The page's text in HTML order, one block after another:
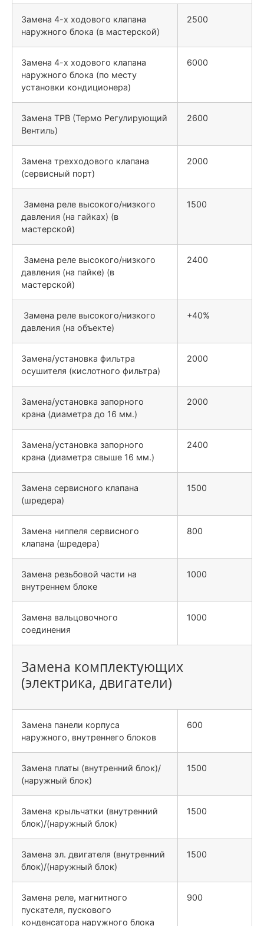
Замена 4-х ходового клапана
наружного блока (в мастерской)
2500
Замена 4-х ходового клапана
наружного блока (по месту
установки кондиционера)
6000
Замена ТРВ (Термо Регулирующий
Вентиль)
2600
Замена трехходового клапана
(сервисный порт)
2000
Замена реле высокого/низкого
давления (на гайках) (в
мастерской)
1500
Замена реле высокого/низкого
давления (на пайке) (в
мастерской)
2400
Замена реле высокого/низкого
давления (на объекте)
+40%
Замена/установка фильтра
осушителя (кислотного фильтра)
2000
Замена/установка запорного
крана (диаметра до 16 мм.)
2000
Замена/установка запорного
крана (диаметра свыше 16 мм.)
2400
Замена сервисного клапана
(шредера)
1500
Замена ниппеля сервисного
клапана (шредера)
800
Замена резьбовой части на
внутреннем блоке
1000
Замена вальцовочного
соединения
1000
Замена комплектующих
(электрика, двигатели)
Замена панели корпуса
наружного, внутреннего блоков
600
Замена платы (внутренний блок)/
(наружный блок)
1500
Замена крыльчатки (внутренний
блок)/(наружный блок)
1500
Замена эл. двигателя (внутренний
блок)/(наружный блок)
1500
Замена реле, магнитного
пускателя, пускового
конденсатора наружного блока
900